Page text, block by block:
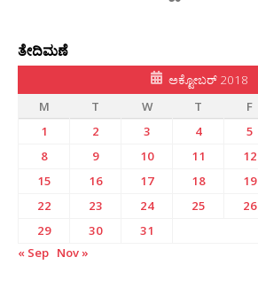
ತೇದಿಮಣೆ
ಅಕ್ಟೋಬರ್ 2018
M
T W T F
1
2 3 4 5
8
9 10 11 12
15
16 17 18 19
22
23 24 25 26
29
30
31
« Sep Nov »